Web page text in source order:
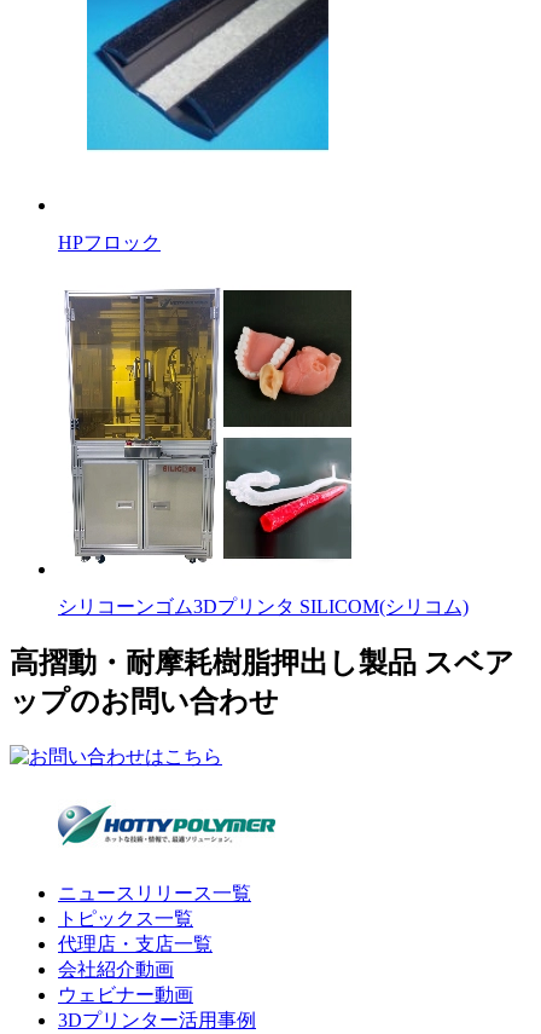
HPフロック
シリコーンゴム3Dプリンタ SILICOM(シリコム)
高摺動・耐摩耗樹脂押出し製品 スベア
ップのお問い合わせ
ニュースリリース一覧
トピックス一覧
代理店・支店一覧
会社紹介動画
ウェビナー動画
3Dプリンター活用事例